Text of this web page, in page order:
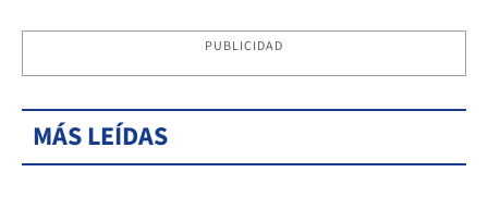
PUBLICIDAD
MÁS LEÍDAS